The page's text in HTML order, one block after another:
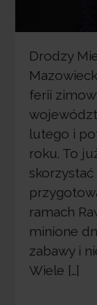
Drodzy
ferii
lutego i
roku. To
ramach
minione
zabawy i
Wiele […]